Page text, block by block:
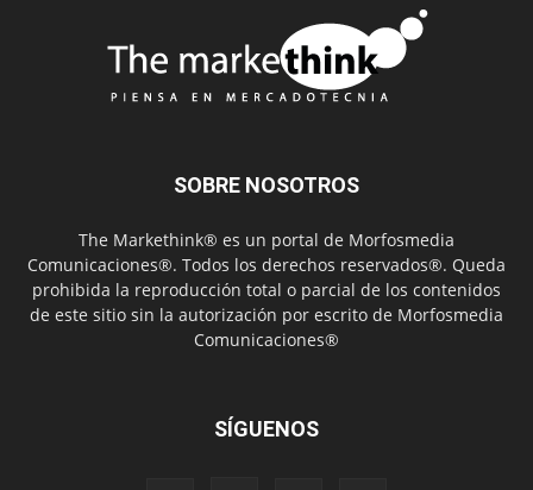
SOBRE NOSOTROS
The Markethink® es un portal de Morfosmedia
Comunicaciones®. Todos los derechos reservados®. Queda
prohibida la reproducción total o parcial de los contenidos
de este sitio sin la autorización por escrito de Morfosmedia
Comunicaciones®
SÍGUENOS